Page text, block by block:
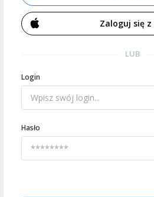
Zaloguj się z
LUB
Login
Hasło